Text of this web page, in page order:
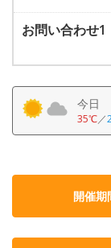
お問い合わせ1
今日
35℃／
開催期